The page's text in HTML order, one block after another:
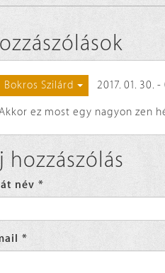
Bokros Szilárd 2017. 01. 30.
ez most egy nagyon zen
hozzászólás
név *
*